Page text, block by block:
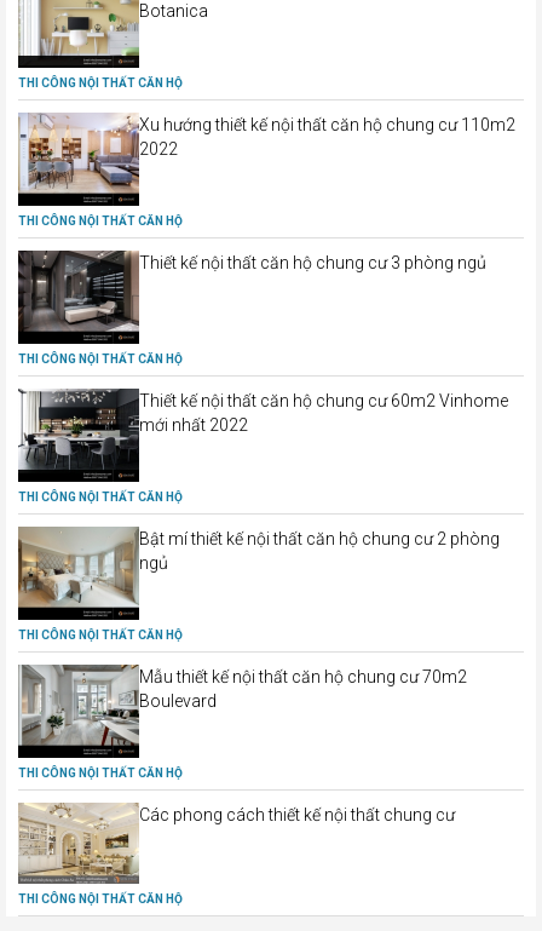
Botanica
THI CÔNG NỘI THẤT CĂN HỘ
Xu hướng thiết kế nội thất căn hộ chung cư 110m2
2022
THI CÔNG NỘI THẤT CĂN HỘ
Thiết kế nội thất căn hộ chung cư 3 phòng ngủ
THI CÔNG NỘI THẤT CĂN HỘ
Thiết kế nội thất căn hộ chung cư 60m2 Vinhome
mới nhất 2022
THI CÔNG NỘI THẤT CĂN HỘ
Bật mí thiết kế nội thất căn hộ chung cư 2 phòng
ngủ
THI CÔNG NỘI THẤT CĂN HỘ
Mẫu thiết kế nội thất căn hộ chung cư 70m2
Boulevard
THI CÔNG NỘI THẤT CĂN HỘ
Các phong cách thiết kế nội thất chung cư
THI CÔNG NỘI THẤT CĂN HỘ